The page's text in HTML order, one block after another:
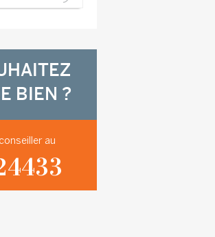
BIEN ?
au